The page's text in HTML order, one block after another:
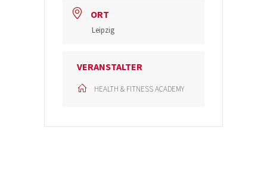
ORT
Leipzig
VERANSTALTER
HEALTH & FITNESS ACADEMY